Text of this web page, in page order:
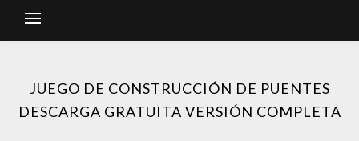
JUEGO DE CONSTRUCCIÓN DE PUENTES
DESCARGA GRATUITA VERSIÓN COMPLETA